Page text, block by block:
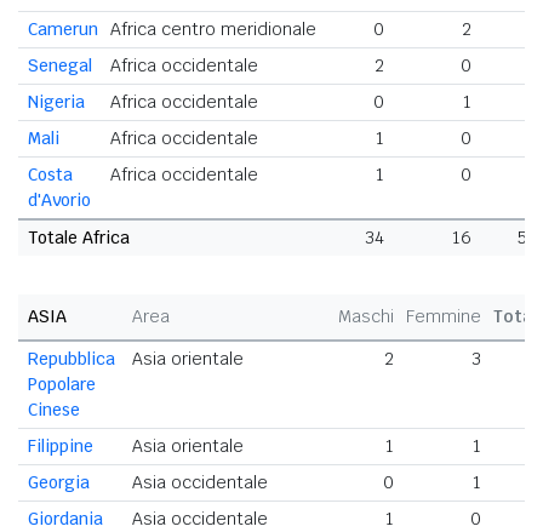
Camerun Africa centro meridionale 0 2
Senegal
Africa occidentale 2 0
Nigeria
Africa occidentale 0 1
Mali
Africa occidentale 1 0
Costa
d'Avorio
Africa occidentale 1 0
Totale Africa 34 16 50
ASIA Area Maschi Femmine
Repubblica
Popolare
Cinese
Asia orientale 2 3
Filippine Asia orientale 1 1
Georgia
Asia occidentale 0 1
Giordania
Asia occidentale 1 0